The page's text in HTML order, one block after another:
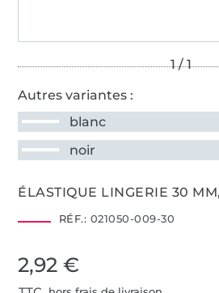
Autres variantes :
blanc
noir
ÉLASTIQUE LINGERIE 30
RÉF.: 021050-009-30
2,92 €